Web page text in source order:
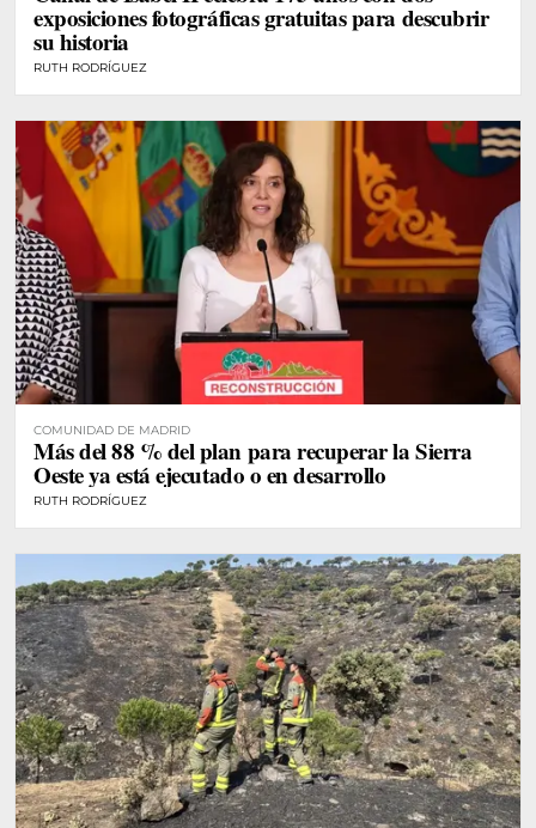
exposiciones fotográficas gratuitas para descubrir
su historia
RUTH RODRÍGUEZ
COMUNIDAD DE MADRID
Más del 88 % del plan para recuperar la Sierra
Oeste ya está ejecutado o en desarrollo
RUTH RODRÍGUEZ